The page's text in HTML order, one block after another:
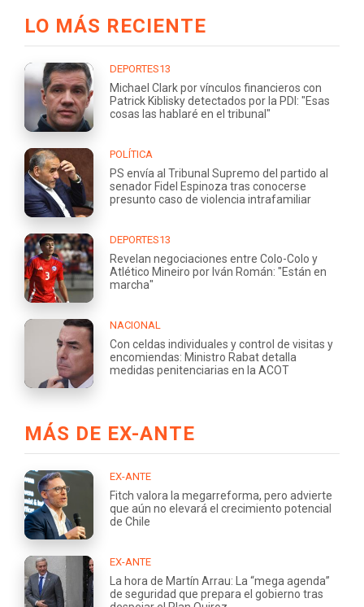
LO MÁS RECIENTE
DEPORTES13
Michael Clark por vínculos financieros con
Patrick Kiblisky detectados por la PDI: "Esas
cosas las hablaré en el tribunal"
POLÍTICA
PS envía al Tribunal Supremo del partido al
senador Fidel Espinoza tras conocerse
presunto caso de violencia intrafamiliar
DEPORTES13
Revelan negociaciones entre Colo-Colo y
Atlético Mineiro por Iván Román: "Están en
marcha"
NACIONAL
Con celdas individuales y control de visitas y
encomiendas: Ministro Rabat detalla
medidas penitenciarias en la ACOT
MÁS DE EX-ANTE
EX-ANTE
Fitch valora la megarreforma, pero advierte
que aún no elevará el crecimiento potencial
de Chile
EX-ANTE
La hora de Martín Arrau: La “mega agenda”
de seguridad que prepara el gobierno tras